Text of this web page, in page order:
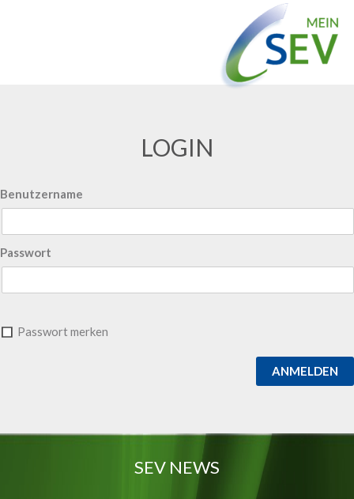
LOGIN
Benutzername
Passwort
Passwort merken
ANMELDEN
SEV NEWS